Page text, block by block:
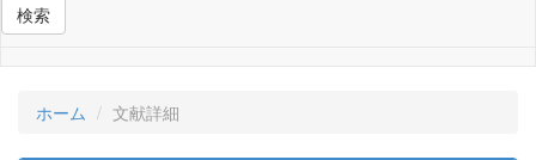
検索
ホーム 文献詳細